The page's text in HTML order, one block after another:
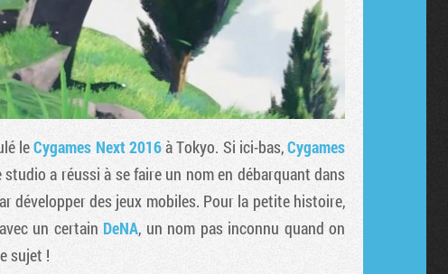
leCygames Next 2016à Tokyo. Si ici-bas,Cygames
a réussi à se faire un nom en débarquant dans
développer des jeux mobiles. Pour la petite histoire,
un certain DeNA, un nom pas inconnu quand on
sujet !